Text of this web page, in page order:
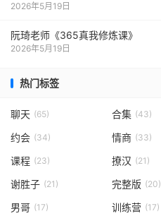
2026年5月19日
阮琦老师《365真我修炼课》
2026年5月19日
热门标签
聊天 (65) 合集 (43)
约会 (34) 情商 (33)
课程 (23) 撩汉 (21)
谢胜子 (21) 完整版 (20)
男哥 (17) 训练营 (17)